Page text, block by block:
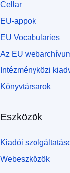
Cellar
EU-appok
EU Vocabularies
Az EU
Intézményközi
Könyvtársarok
Eszközök
Kiadói
Webeszközök